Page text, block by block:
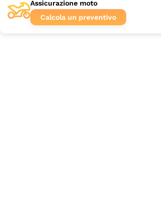
Assicurazione moto
Calcola un preventivo